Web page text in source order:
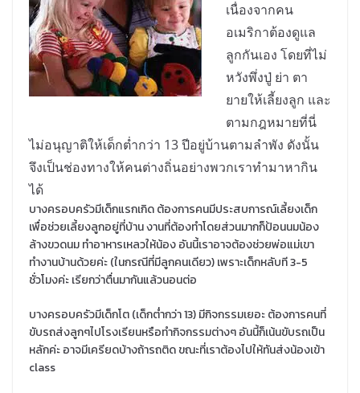
เนื่องจากคน
อเมริกาต้องดูแล
ลูกกันเอง โดยที่ไม่
หวังพึ่งปู่ ย่า ตา
ยายให้เลี้ยงลูก และ
ตามกฎหมายที่นี่
ไม่อนุญาติให้เด็กต่ำกว่า 13 ปีอยู่บ้านตามลำพัง ดังนั้น
จึงเป็นช่องทางให้คนต่างถิ่นอย่างพวกเราทำมาหากิน
ได้
บางครอบครัวมีเด็กแรกเกิด ต้องการคนมีประสบการณ์เลี้ยงเด็ก
เพื่อช่วยเลี้ยงลูกอยู่ที่บ้าน งานที่ต้องทำโดยส่วนมากก็ป้อนนมน้อง
ล้างขวดนม ทำอาหารเหลวให้น้อง อันนี้เราอาจต้องช่วยพ่อแม่เขา
ทำงานบ้านด้วยค่ะ (ในกรณีที่มีลูกคนเดียว) เพราะเด็กหลับที 3-5
ชั่วโมงค่ะ เรียกว่าตื่นมากันแล้วนอนต่อ
บางครอบครัวมีเด็กโต (เด็กต่ำกว่า 13) มีกิจกรรมเยอะ ต้องการคนที่
ขับรถส่งลูกๆไปโรงเรียนหรือทำกิจกรรมต่างๆ อันนี้ก็เน้นขับรถเป็น
หลักค่ะ อาจมีเครียดบ้างถ้ารถติดขณะที่เราต้องไปให้ทันส่งน้องเข้า
class